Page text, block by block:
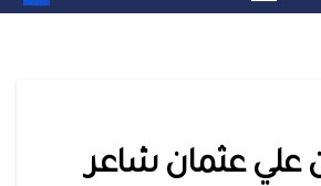
علي عثمان شاعر